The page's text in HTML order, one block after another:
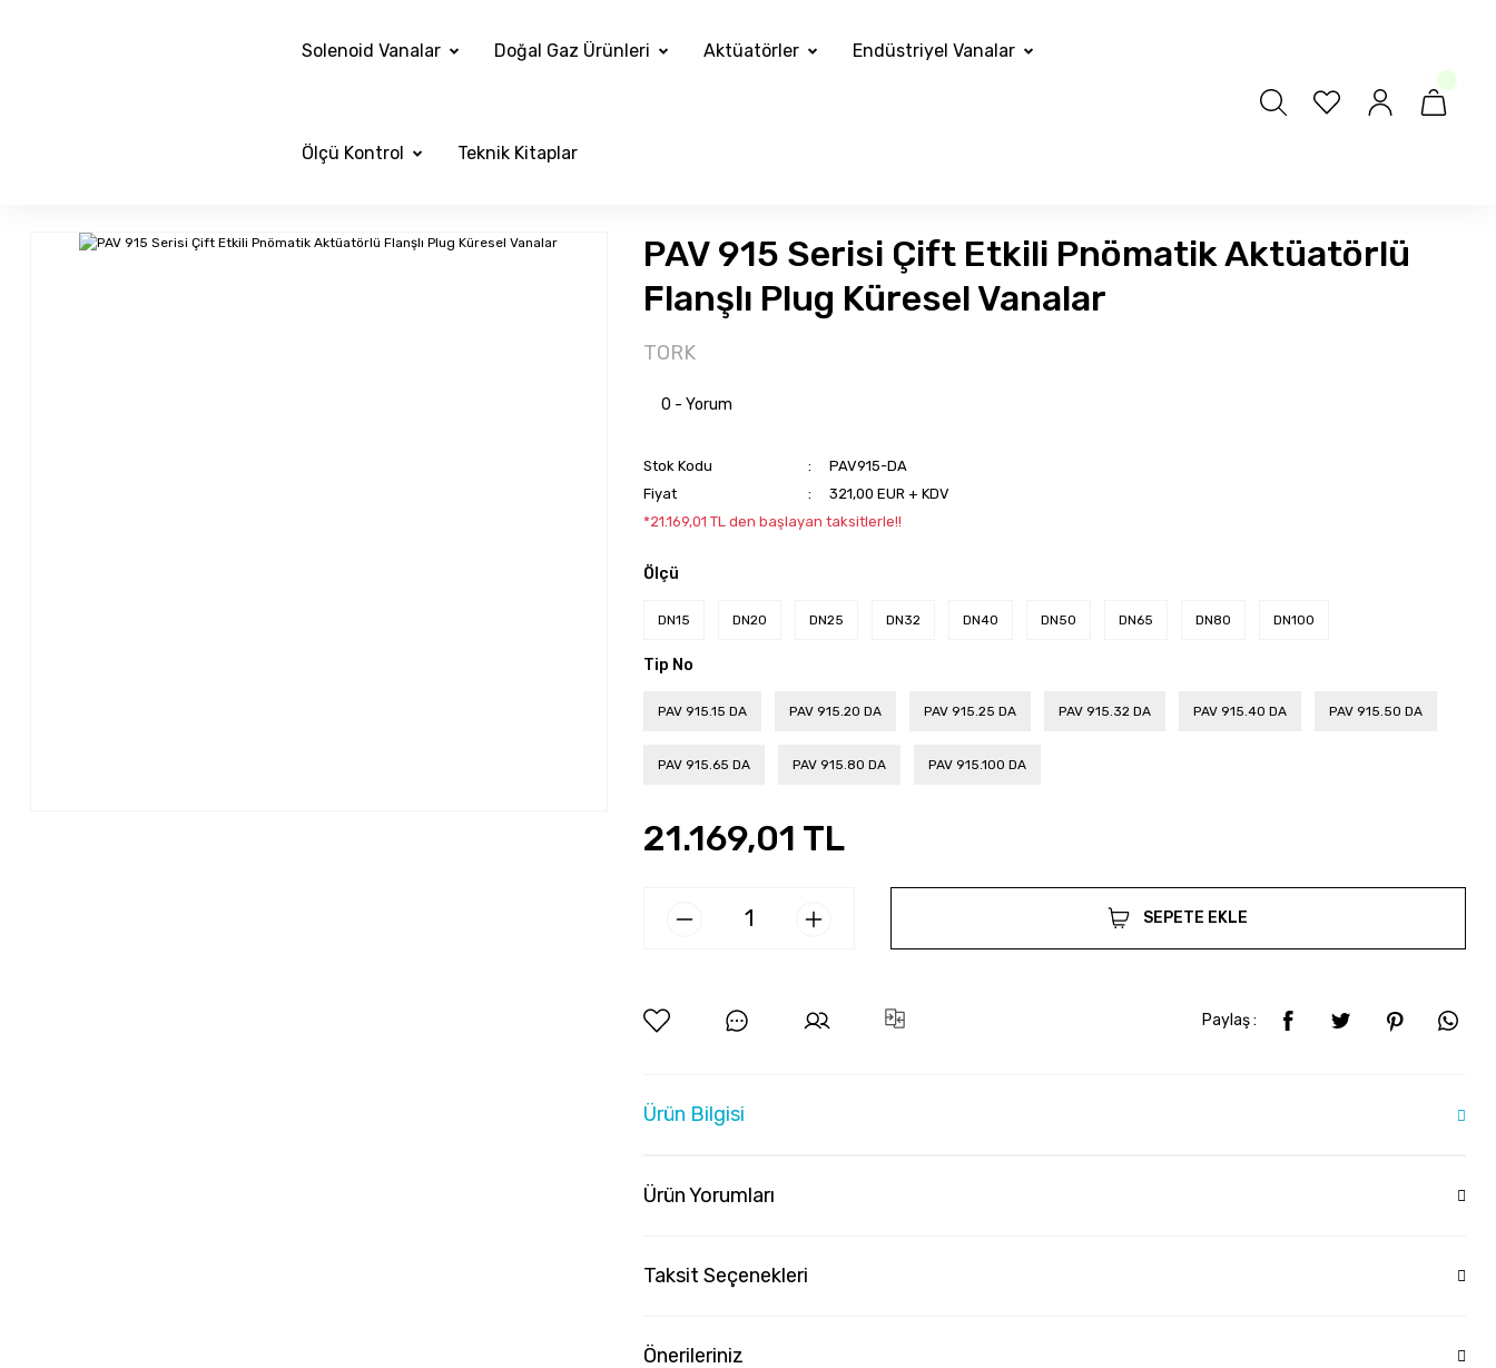
Solenoid Vanalar Doğal Gaz Ürünleri Aktüatörler Endüstriyel Vanalar
Ölçü Kontrol Teknik Kitaplar
PAV 915 Serisi Çift Etkili Pnömatik Aktüatörlü
Flanşlı Plug Küresel Vanalar
TORK
0 - Yorum
Stok Kodu
PAV915-DA
Fiyat
321,00 EUR + KDV
*21.169,01 TL den başlayan taksitlerle!!
Ölçü
DN15 DN20 DN25 DN32 DN40 DN50 DN65 DN80 DN100
Tip No
PAV 915.15 DA PAV 915.20 DA PAV 915.25 DA PAV 915.32 DA PAV 915.40 DA PAV 915.50 DA
PAV 915.65 DA PAV 915.80 DA PAV 915.100 DA
21.169,01 TL
SEPETE EKLE
Paylaş :
Ürün Bilgisi
Ürün Yorumları
Taksit Seçenekleri
Önerileriniz